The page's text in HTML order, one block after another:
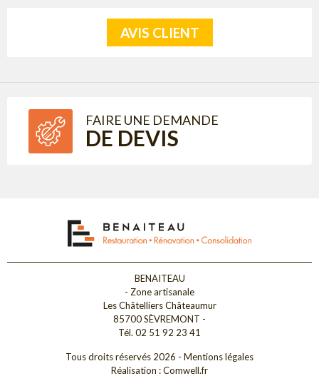
AVIS CLIENT
FAIRE UNE DEMANDE
DE DEVIS
BENAITEAU
- Zone artisanale
Les Châtelliers Châteaumur
85700 SÈVREMONT -
Tél. 02 51 92 23 41
Tous droits réservés 2026 - Mentions légales
Réalisation :Comwell.fr